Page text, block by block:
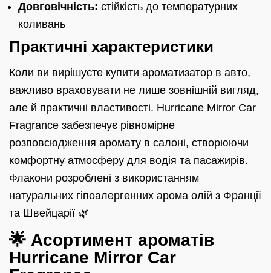
Довговічність: стійкість до температурних
коливань
Практичні характеристики
Коли ви вирішуєте купити ароматизатор в авто,
важливо враховувати не лише зовнішній вигляд,
але й практичні властивості. Hurricane Mirror Car
Fragrance забезпечує рівномірне
розповсюдження аромату в салоні, створюючи
комфортну атмосферу для водія та пасажирів.
Флакони розроблені з використанням
натуральних гіпоалергенних арома олій з Франції
та Швейцарії 🌿
🌟 Асортимент ароматів
Hurricane Mirror Car